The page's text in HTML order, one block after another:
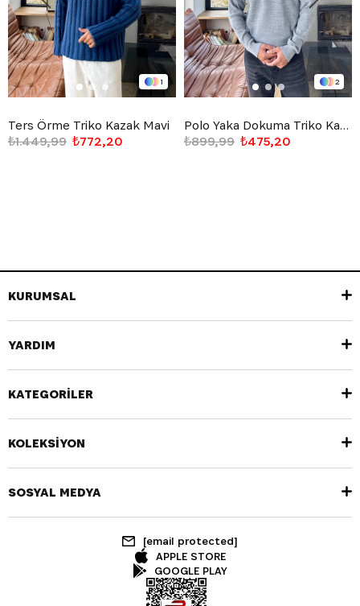
1
Ters Örme Triko Kazak Mavi
₺772,20
₺1.449,99
2
Polo Yaka Dokuma Triko Kazak Gri
₺475,20
₺899,99
KURUMSAL
YARDIM
KATEGORİLER
KOLEKSİYON
SOSYAL MEDYA
[email protected]
APPLE STORE
GOOGLE PLAY